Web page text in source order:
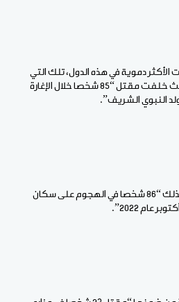
الأكثر دموية في هذه الدول، تلك التي
وقعت في نيجيريا عام 2023، حيث خلفت مقتل “85 شخصا خلال الإغارة
النبوي الشريف”.
كما قتلت الطائرات المسيرة كذلك “86 شخصا في الهجوم على سكان
عام 2022”.